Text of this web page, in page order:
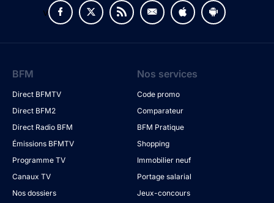
v
BFM
Direct BFMTV
Direct BFM2
Direct Radio BFM
Émissions BFMTV
Programme TV
Canaux TV
Nos dossiers
Nos services
Code promo
Comparateur
BFM Pratique
Shopping
Immobilier neuf
Portage salarial
Jeux-concours